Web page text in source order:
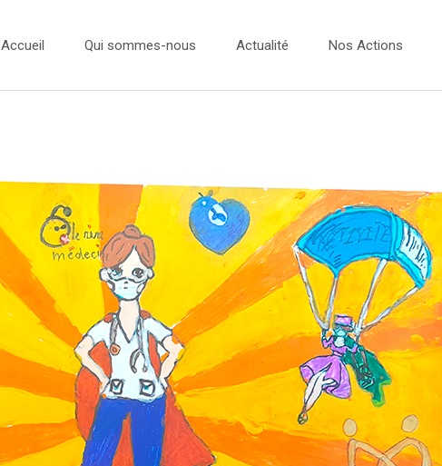
Accueil Qui sommes-nous
Nos Partenaires
Actualité
Concours Dessins 2025
Concours Dessins 2024
Concours Dessins 2023
Presse
Nos Actions
Les Bulles Photos
Evénements
Expo Photos
Projets